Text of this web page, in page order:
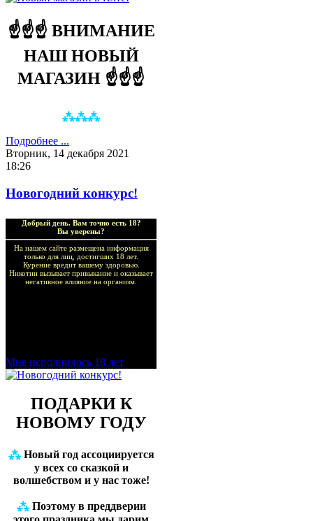
☝☝☝ ВНИМАНИЕ
НАШ НОВЫЙ
МАГАЗИН ☝☝☝
⁂⁂⁂
Подробнее ...
Вторник, 14 декабря 2021
18:26
Новогодний конкурс!
Добрый день. Вам точно есть 18?
Вы уверены?
На нашем сайте размещена информация
только для лиц, достигших 18 лет.
Курение вредит вашему здоровью.
Никотин вызывает привыкание и оказывает
негативное влияние на организм.
Мне исполнилось 18 лет
ПОДАРКИ К
НОВОМУ ГОДУ
⁂Новый год ассоциируется
у всех со сказкой и
волшебством и у нас тоже!
⁂Поэтому в преддверии